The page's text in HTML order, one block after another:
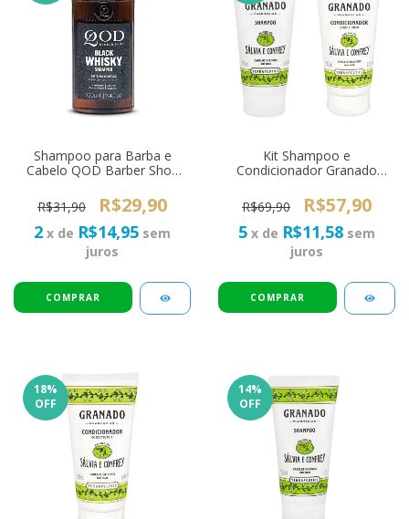
Shampoo para Barba e
Cabelo QOD Barber Shop
R$31,90
R$29,90
2 x de R$14,95 sem
juros
Kit Shampoo e
Condicionador Granado
Confrey 180ml - Cabelos
Oleosos
R$69,90 R$57,90
5 x de R$11,58 sem
juros
18%
OFF
14%
OFF